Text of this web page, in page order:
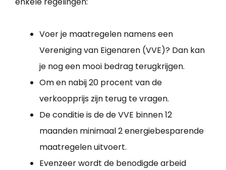
Voer je maatregelen namens een
Vereniging van Eigenaren (VVE)? Dan kan
je nog een mooi bedrag terugkrijgen.
Om en nabij 20 procent van de
verkoopprijs zijn terug te vragen.
De conditie is de de VVE binnen 12
maanden minimaal 2 energiebesparende
maatregelen uitvoert.
Evenzeer wordt de benodigde arbeid